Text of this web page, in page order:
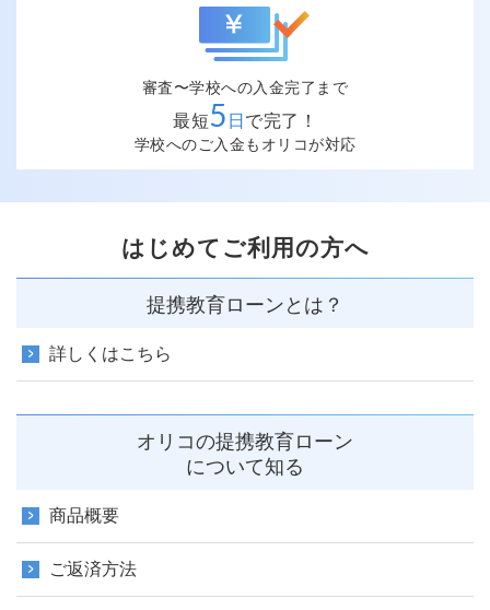
審査〜学校への入金完了まで
最短5 日で完了！
学校へのご入金もオリコが対応
はじめてご利用の方へ
提携教育ローンとは？
詳しくはこちら
オリコの提携教育ローン
について知る
商品概要
ご返済方法